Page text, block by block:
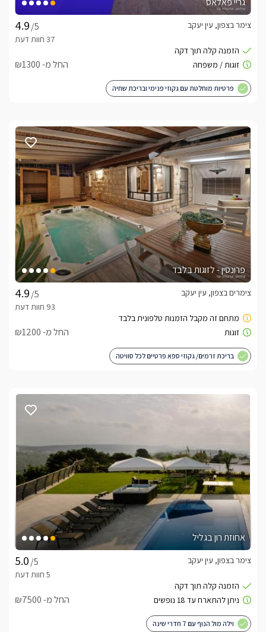
/5
צימר בצפון, עין יעקב
החל מ- ₪1300
פרטיות מוחלטת עם גקוזי פנימי ובריכת שחיה
פרונסין - לזוגות בלבד
/5
צימרים בצפון, עין יעקב
החל מ- ₪1200
בריכת זרמים/ גקוזי ספא פרטיים לכל סוויטה
אחוזת רון בגליל
/5
צימר בצפון, עין יעקב
החל מ- ₪7500
וילה מול הנוף עם 7 חדרי שינה